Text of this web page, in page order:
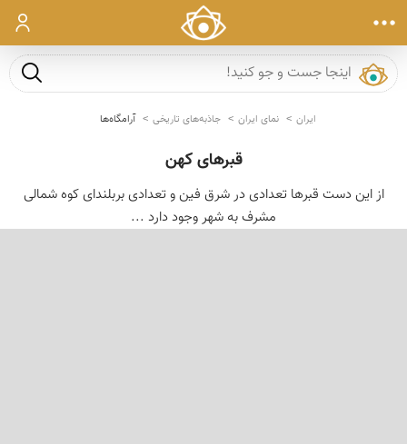
ورود
جست و
ایران نمای ایران جاذبه‌های تاریخی آرامگاه‌ها
قبرهای کهن
از این دست قبرها تعدادی در شرق فین و تعدادی بربلندای کوه شمالی
مشرف به شهر وجود دارد ...